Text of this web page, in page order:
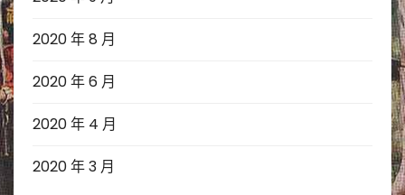
2020 年 8 月
2020 年 6 月
2020 年 4 月
2020 年 3 月